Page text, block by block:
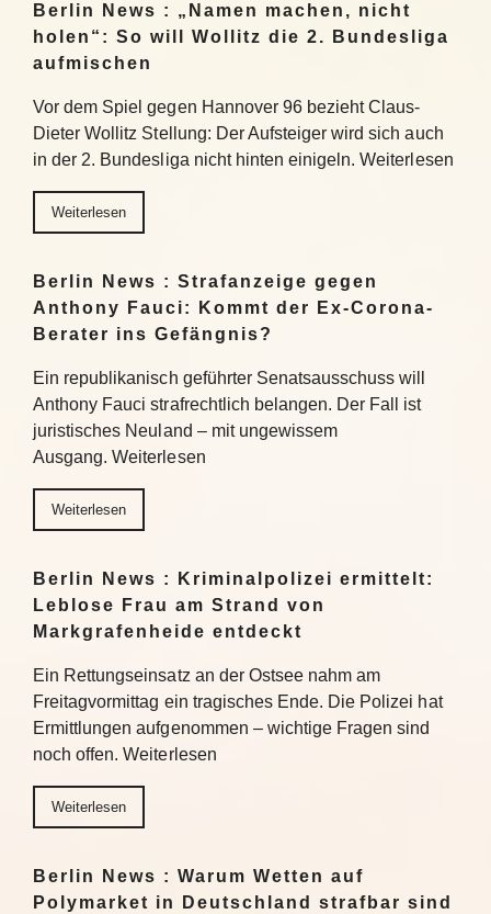
Berlin News : „Namen machen, nicht
holen“: So will Wollitz die 2. Bundesliga
aufmischen
Vor dem Spiel gegen Hannover 96 bezieht Claus-
Dieter Wollitz Stellung: Der Aufsteiger wird sich auch
in der 2. Bundesliga nicht hinten einigeln. Weiterlesen
Weiterlesen
Berlin News : Strafanzeige gegen
Anthony Fauci: Kommt der Ex-Corona-
Berater ins Gefängnis?
Ein republikanisch geführter Senatsausschuss will
Anthony Fauci strafrechtlich belangen. Der Fall ist
juristisches Neuland – mit ungewissem
Ausgang. Weiterlesen
Weiterlesen
Berlin News : Kriminalpolizei ermittelt:
Leblose Frau am Strand von
Markgrafenheide entdeckt
Ein Rettungseinsatz an der Ostsee nahm am
Freitagvormittag ein tragisches Ende. Die Polizei hat
Ermittlungen aufgenommen – wichtige Fragen sind
noch offen. Weiterlesen
Weiterlesen
Berlin News : Warum Wetten auf
Polymarket in Deutschland strafbar sind